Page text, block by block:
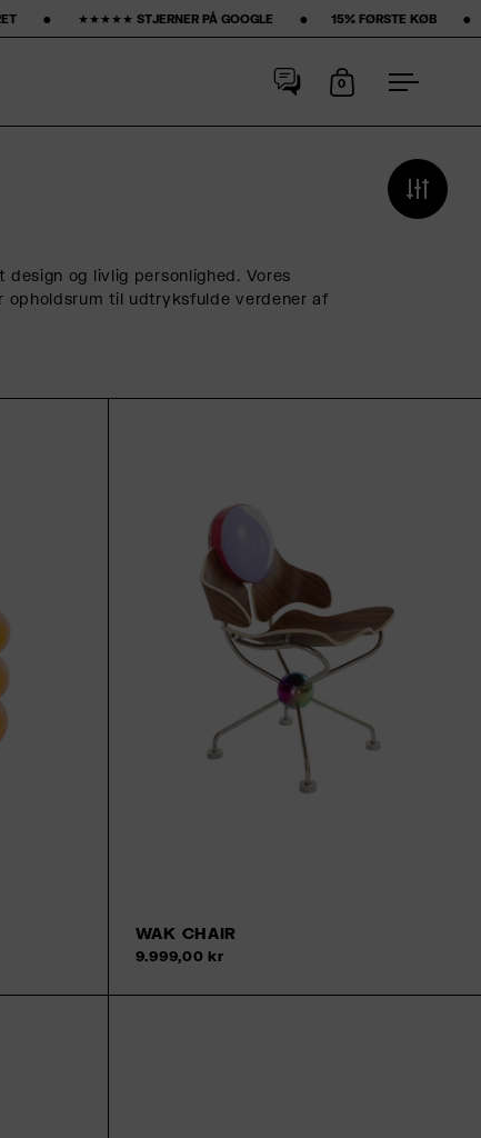
PÅ GOOGLE ‎ ‎ ‎ ‎ ‎ ‎ ‎ •‎ ‎ ‎ ‎ ‎ ‎ ‎ ‎15% FØRSTE KØB‎ ‎ ‎ ‎ ‎ ‎ ‎ ‎ •‎ ‎ ‎ ‎ ‎ ‎ ‎ ‎ GRATIS FRAGT ‎ ‎ ‎ ‎ ‎ ‎ ‎ •‎
Åbn kurv
0
Åbn
og livlig personlighed. Vores
opholdsrum til udtryksfulde verdener af
WAK CHAIR
9.999,00 kr